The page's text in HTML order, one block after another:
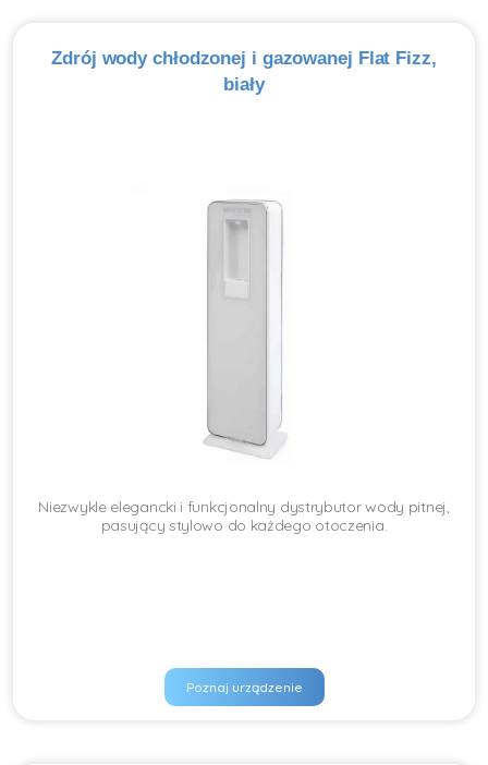
Zdrój wody chłodzonej i gazowanej Flat Fizz,
biały
Niezwykle elegancki i funkcjonalny dystrybutor wody pitnej,
pasujący stylowo do każdego otoczenia.
Poznaj urządzenie